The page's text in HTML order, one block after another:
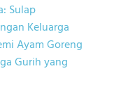
Sulap
Keluarga
Ayam Goreng
Gurih yang